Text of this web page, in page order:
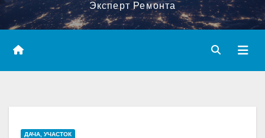
Эксперт Ремонта
ДАЧА, УЧАСТОК